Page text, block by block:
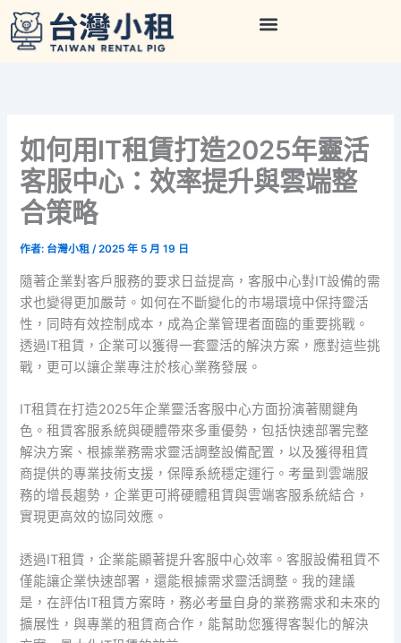
如何用IT租賃打造2025年靈活
客服中心：效率提升與雲端整
合策略
作者: 台灣小租/2025 年 5 月 19 日
隨著企業對客戶服務的要求日益提高，客服中心對IT設備的需
求也變得更加嚴苛。如何在不斷變化的市場環境中保持靈活
性，同時有效控制成本，成為企業管理者面臨的重要挑戰。
透過IT租賃，企業可以獲得一套靈活的解決方案，應對這些挑
戰，更可以讓企業專注於核心業務發展。
IT租賃在打造2025年企業靈活客服中心方面扮演著關鍵角
色。租賃客服系統與硬體帶來多重優勢，包括快速部署完整
解決方案、根據業務需求靈活調整設備配置，以及獲得租賃
商提供的專業技術支援，保障系統穩定運行。考量到雲端服
務的增長趨勢，企業更可將硬體租賃與雲端客服系統結合，
實現更高效的協同效應。
透過IT租賃，企業能顯著提升客服中心效率。客服設備租賃不
僅能讓企業快速部署，還能根據需求靈活調整。我的建議
是，在評估IT租賃方案時，務必考量自身的業務需求和未來的
擴展性，與專業的租賃商合作，能幫助您獲得客製化的解決